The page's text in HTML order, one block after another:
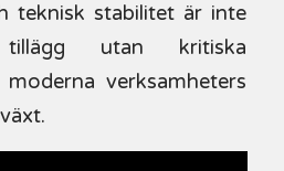
teknisk stabilitet är inte
utan kritiska
verksamheters